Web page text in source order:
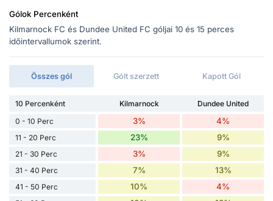
Gólok Percenként
Kilmarnock FC és Dundee United FC góljai 10 és 15 perces
időintervallumok szerint.
Összes gól Gólt szerzett Kapott Gól
10 Percenként Kilmarnock
Dundee United
0 - 10 Perc
3% 4%
11 - 20 Perc 23% 9%
21 - 30 Perc 3% 9%
31 - 40 Perc 7% 13%
41 - 50 Perc 10% 4%